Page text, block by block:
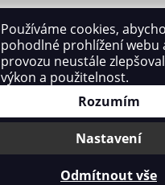
Používáme cookies,
pohodlné prohlížení webu
provozu neustále
výkon a použitelnost.
Rozumím
Nastavení
Odmítnout vše